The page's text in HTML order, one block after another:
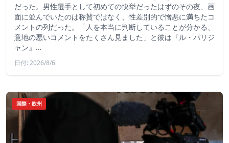
だった。男性選手として初めての快挙だったはずのその夜、画
面に並んでいたのは称賛ではなく、性差別的で憎悪に満ちたコ
メントの列だった。「人を本当に判断していることが分かる、
意地の悪いコメントをたくさん見ました」と彼は『ル・パリジ
ャン』…
日付: 2026/8/6
国際・欧州